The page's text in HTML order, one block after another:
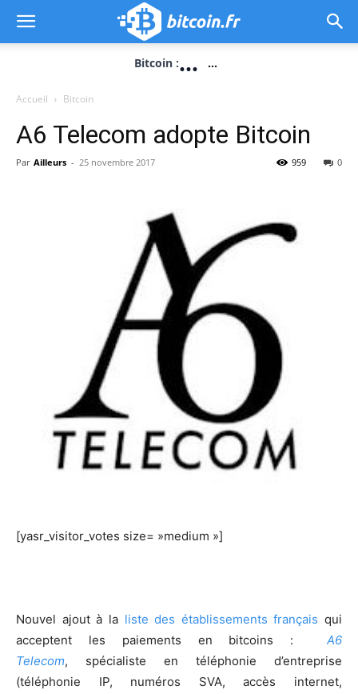
Bitcoin :... ...
Accueil Bitcoin
A6 Telecom adopte Bitcoin
Par Ailleurs - 25 novembre 2017 0
959
[yasr_visitor_votes size= »medium »]
Nouvel ajout à la liste des établissements français qui
acceptent les paiements en bitcoins : A6
Telecom, spécialiste en téléphonie d’entreprise
(téléphonie IP, numéros SVA, accès internet,